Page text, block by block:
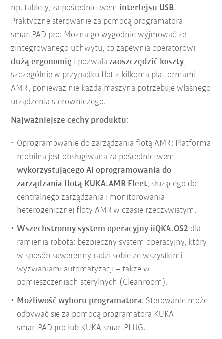
np. tablety, za pośrednictwem interfejsu USB.
Praktyczne sterowanie za pomocą programatora
smartPAD pro: Można go wygodnie wyjmować ze
zintegrowanego uchwytu, co zapewnia operatorowi
dużą ergonomię i pozwalazaoszczędzić koszty,
szczególnie w przypadku flot z kilkoma platformami
AMR, ponieważ nie każda maszyna potrzebuje własnego
urządzenia sterowniczego.
Najważniejsze cechy produktu:
Oprogramowanie do zarządzania flotą AMR: Platforma
mobilna jest obsługiwana za pośrednictwem
wykorzystującego AI oprogramowania do
zarządzania flotą KUKA.AMR Fleet, służącego do
centralnego zarządzania i monitorowania
heterogenicznej floty AMR w czasie rzeczywistym.
Wszechstronny system operacyjny iiQKA.OS2 dla
ramienia robota: bezpieczny system operacyjny, który
w sposób suwerenny radzi sobie ze wszystkimi
wyzwaniami automatyzacji – także w
pomieszczeniach sterylnych (Cleanroom).
Możliwość wyboru programatora: Sterowanie może
odbywać się za pomocą programatora KUKA
smartPAD pro lub KUKA smartPLUG.